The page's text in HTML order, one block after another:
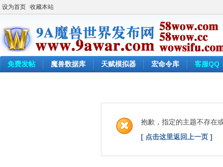
设为首页 收藏本站
免费发帖 魔兽数据库 天赋模拟器 宏命令库 客服QQ
抱歉，指定的主题不存在
[ 点击这里返回上一页 ]